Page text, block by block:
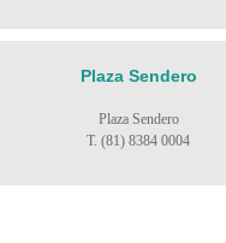
Plaza Sendero
Plaza Sendero
T. (81) 8384 0004